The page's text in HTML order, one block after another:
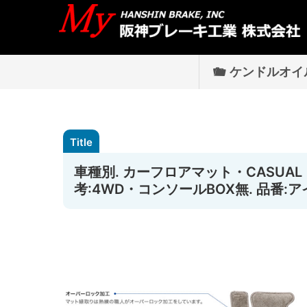
ケンドルオイ
車種別. カーフロアマット・
考:4WD・コンソールBOX無. 品番: